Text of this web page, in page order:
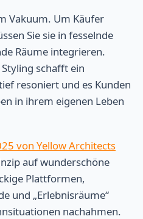
Vakuum. Um Käufer
Sie sie in fesselnde
Räume integrieren.
schafft ein
resoniert und es Kunden
in ihrem eigenen Leben
von Yellow Architects
auf wunderschöne
Plattformen,
und „Erlebnisräume“
nachahmen.